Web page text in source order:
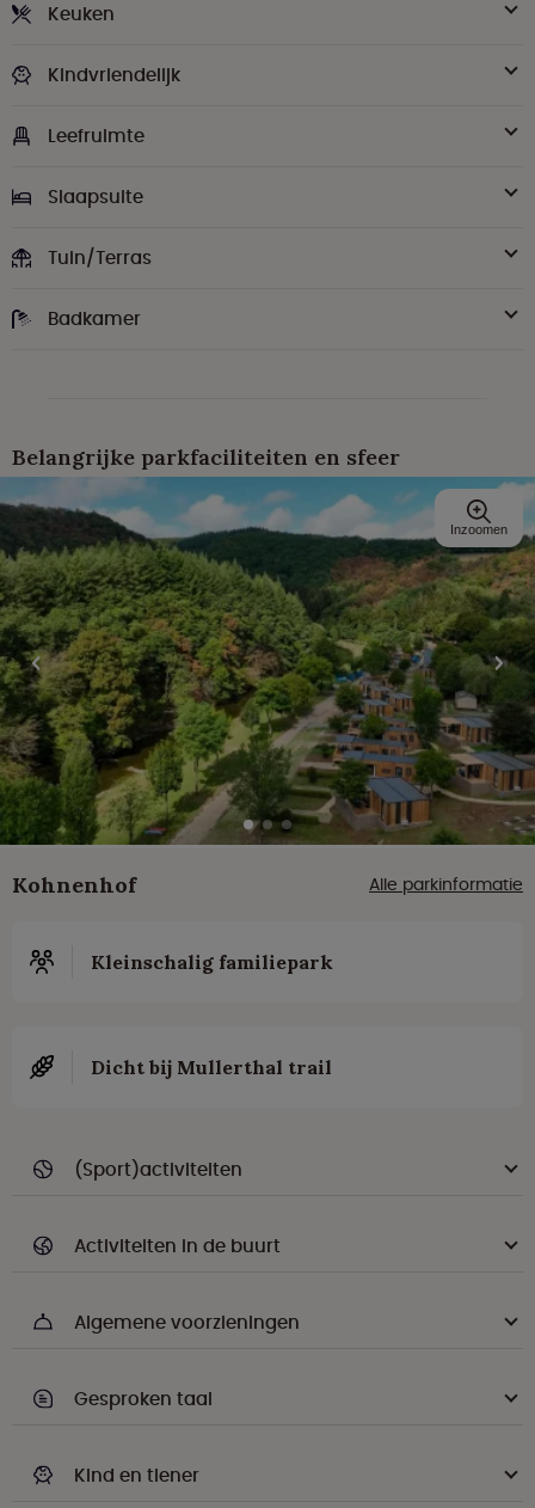
Keuken
Kindvriendelijk
Leefruimte
Slaapsuite
Tuin/Terras
Badkamer
Belangrijke parkfaciliteiten en sfeer
Inzoomen
Kohnenhof Alle parkinformatie
Kleinschalig familiepark
Dicht bij Mullerthal trail
(Sport)activiteiten
Activiteiten in de buurt
Algemene voorzieningen
Gesproken taal
Kind en tiener